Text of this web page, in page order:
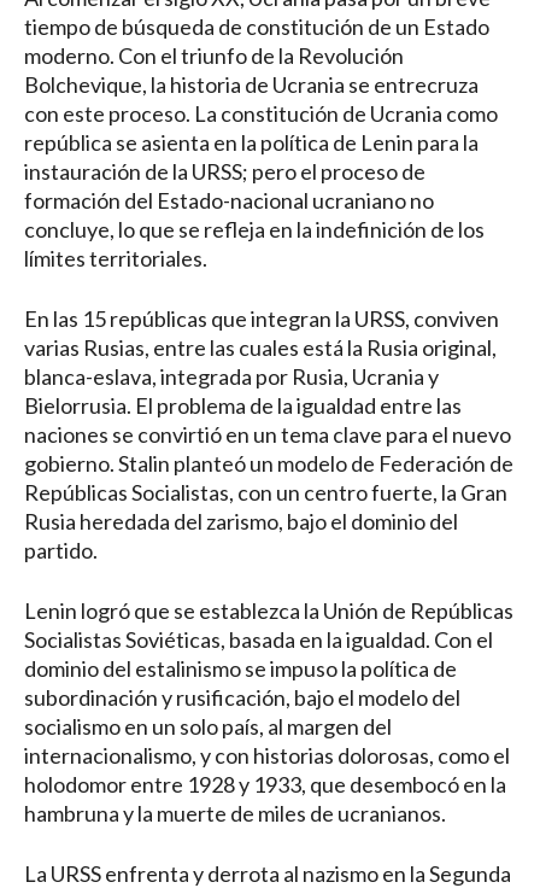
tiempo de búsqueda de constitución de un Estado
moderno. Con el triunfo de la Revolución
Bolchevique, la historia de Ucrania se entrecruza
con este proceso. La constitución de Ucrania como
república se asienta en la política de Lenin para la
instauración de la URSS; pero el proceso de
formación del Estado-nacional ucraniano no
concluye, lo que se refleja en la indefinición de los
límites territoriales.
En las 15 repúblicas que integran la URSS, conviven
varias Rusias, entre las cuales está la Rusia original,
blanca-eslava, integrada por Rusia, Ucrania y
Bielorrusia. El problema de la igualdad entre las
naciones se convirtió en un tema clave para el nuevo
gobierno. Stalin planteó un modelo de Federación de
Repúblicas Socialistas, con un centro fuerte, la Gran
Rusia heredada del zarismo, bajo el dominio del
partido.
Lenin logró que se establezca la Unión de Repúblicas
Socialistas Soviéticas, basada en la igualdad. Con el
dominio del estalinismo se impuso la política de
subordinación y rusificación, bajo el modelo del
socialismo en un solo país, al margen del
internacionalismo, y con historias dolorosas, como el
holodomor entre 1928 y 1933, que desembocó en la
hambruna y la muerte de miles de ucranianos.
La URSS enfrenta y derrota al nazismo en la Segunda